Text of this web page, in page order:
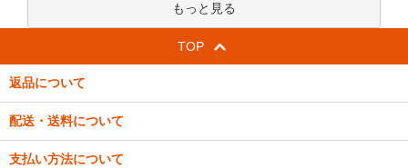
もっと見る
TOP
返品について
配送・送料について
支払い方法について